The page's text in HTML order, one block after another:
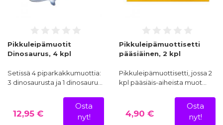
Pikkuleipämuotit
Dinosaurus, 4 kpl
Setissä 4 piparkakkumuottia:
3 dinosaurusta ja 1 dinosauru…
12,95 €
Osta
nyt!
Pikkuleipämuottisetti
pääsiäinen, 2 kpl
Pikkuleipämuottisetti, jossa 2
kpl pääsiäis-aiheista muot…
4,90 €
Osta
nyt!